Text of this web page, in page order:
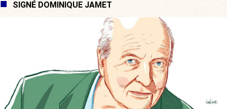
SIGNÉ DOMINIQUE JAMET